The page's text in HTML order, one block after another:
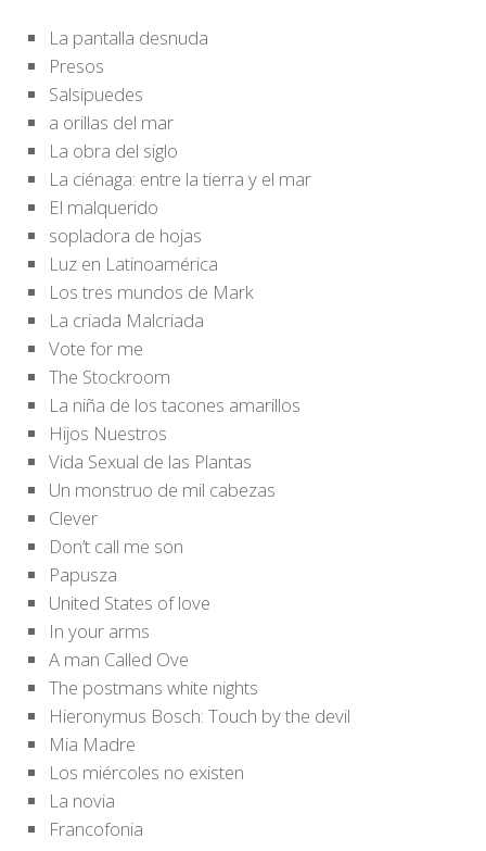
La pantalla desnuda
Presos
Salsipuedes
a orillas del mar
La obra del siglo
La ciénaga: entre la tierra y el mar
El malquerido
sopladora de hojas
Luz en Latinoamérica
Los tres mundos de Mark
La criada Malcriada
Vote for me
The Stockroom
La niña de los tacones amarillos
Hijos Nuestros
Vida Sexual de las Plantas
Un monstruo de mil cabezas
Clever
Don’t call me son
Papusza
United States of love
In your arms
A man Called Ove
The postmans white nights
Hieronymus Bosch: Touch by the devil
Mia Madre
Los miércoles no existen
La novia
Francofonia